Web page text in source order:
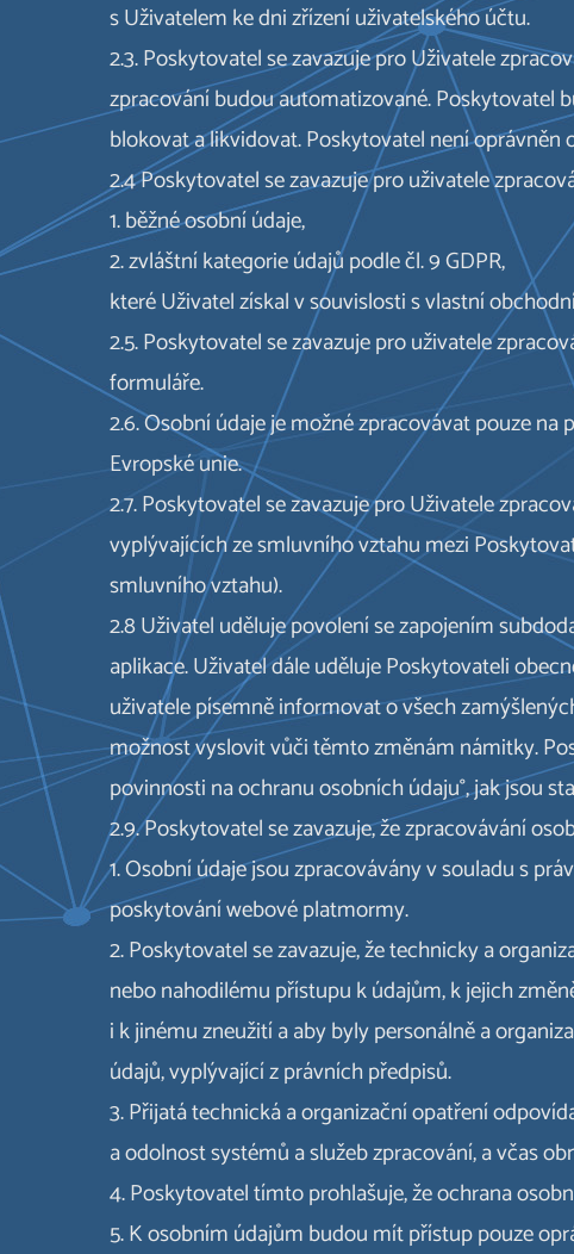
s Uživatelem ke dni zřízení uživatelského účtu.
2.3. Poskytovatel se zavazuje pro Uživatele
zpracování budou automatizované. Poskytovatel
blokovat a likvidovat. Poskytovatel není
2.4 Poskytovatel se zavazuje pro uživatele
1. běžné osobní údaje,
2. zvláštní kategorie údajů podle čl. 9 GDPR,
které Uživatel získal v souvislosti s vlastní
2.5. Poskytovatel se zavazuje pro uživatele
formuláře.
2.6. Osobní údaje je možné zpracovávat pouze
Evropské unie.
2.7. Poskytovatel se zavazuje pro Uživatele
vyplývajících ze smluvního vztahu mezi
smluvního vztahu).
2.8 Uživatel uděluje povolení se zapojením
aplikace. Uživatel dále uděluje Poskytovateli
uživatele písemně informovat o všech
možnost vyslovit vůči těmto změnám námitky.
povinnosti na ochranu osobních údaju°, jak jsou
2.9. Poskytovatel se zavazuje, že zpracovávání
1. Osobní údaje jsou zpracovávány v souladu s
poskytování webové platmormy.
2. Poskytovatel se zavazuje, že technicky a
nebo nahodilému přístupu k údajům, k jejich
i k jinému zneužití a aby byly personálně a
údajů, vyplývající z právních předpisů.
3. Přijatá technická a organizační opatření
a odolnost systémů a služeb zpracování, a včas
4. Poskytovatel tímto prohlašuje, že ochrana
5. K osobním údajům budou mít přístup pouze